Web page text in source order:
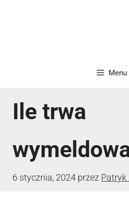
Menu
Ile trwa
6 stycznia, 2024 przez Patryk